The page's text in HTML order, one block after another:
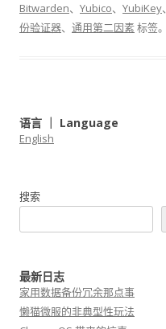
Bitwarden、 Yubico、 YubiKey、
份验证器、 通用第二因素标签。
语言 ｜ Language
English
搜索
最新日志
家用数据备份冗余那点事
懒猫微服的非典型性玩法